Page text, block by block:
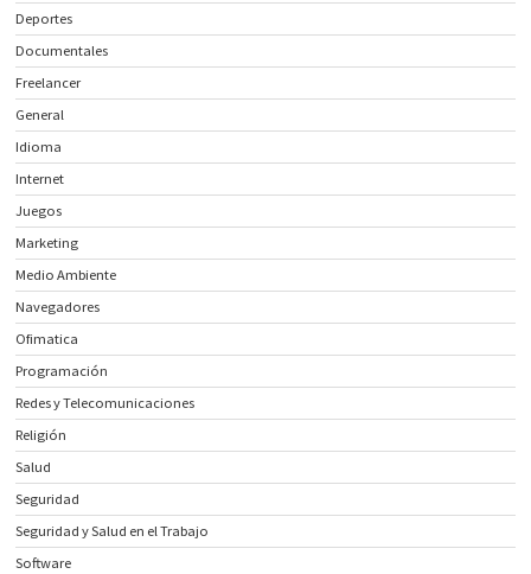
Deportes
Documentales
Freelancer
General
Idioma
Internet
Juegos
Marketing
Medio Ambiente
Navegadores
Ofimatica
Programación
Redes y Telecomunicaciones
Religión
Salud
Seguridad
Seguridad y Salud en el Trabajo
Software